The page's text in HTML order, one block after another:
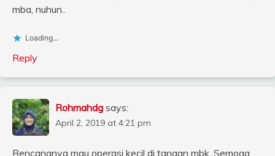
mba, nuhun..
Loading...
Reply
Rohmahdg says:
April 2, 2019 at 4:21 pm
Rencananya mau operasi kecil di tangan mbk, Semoga